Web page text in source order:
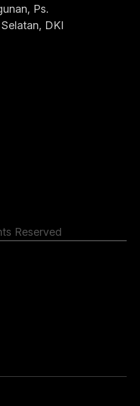
Ps.
DKI
Reserved